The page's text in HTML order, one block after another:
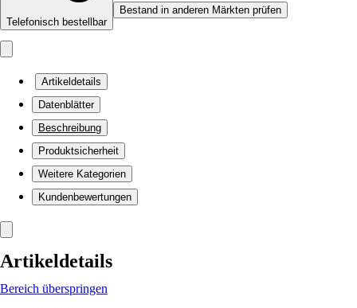
Telefonisch bestellbar
Bestand in anderen Märkten prüfen
Artikeldetails
Datenblätter
Beschreibung
Produktsicherheit
Weitere Kategorien
Kundenbewertungen
Artikeldetails
Bereich überspringen